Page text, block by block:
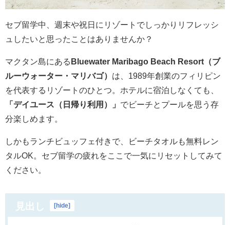
セブ留学中、週末や祝日にリゾートでしっかりリフレッシ
ュしたいと思ったことはありませんか？
マクタン島にある Bluewater Maribago Beach Resort（ブ
ルーウォーター・マリバゴ） は、1989年創業のフィリピン
を代表するリゾートのひとつ。ホテルに宿泊しなくても、
「デイユース（日帰り利用）」 でビーチとプールを思う存
分楽しめます。
しかもランチビュッフェ付きで、ビーチタオルも無料レン
タルOK。セブ留学の疲れをここで一気にリセットしてみて
ください。
見出し hide